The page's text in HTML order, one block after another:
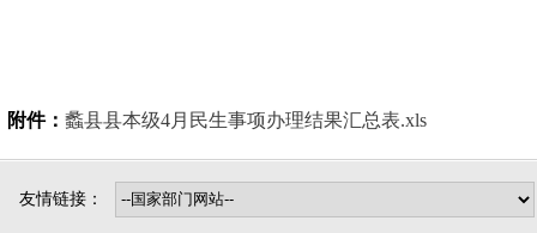
附件： 蠡县县本级4月民生事项办理结果汇总表.xls
友情链接：